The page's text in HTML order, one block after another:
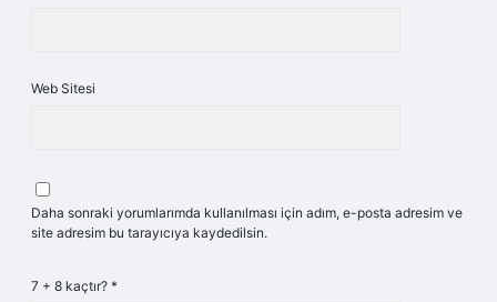
Web Sitesi
Daha sonraki yorumlarımda kullanılması için adım, e-posta adresim ve
site adresim bu tarayıcıya kaydedilsin.
7 + 8 kaçtır? *